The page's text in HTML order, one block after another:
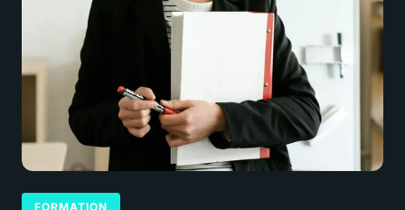
FORMATION